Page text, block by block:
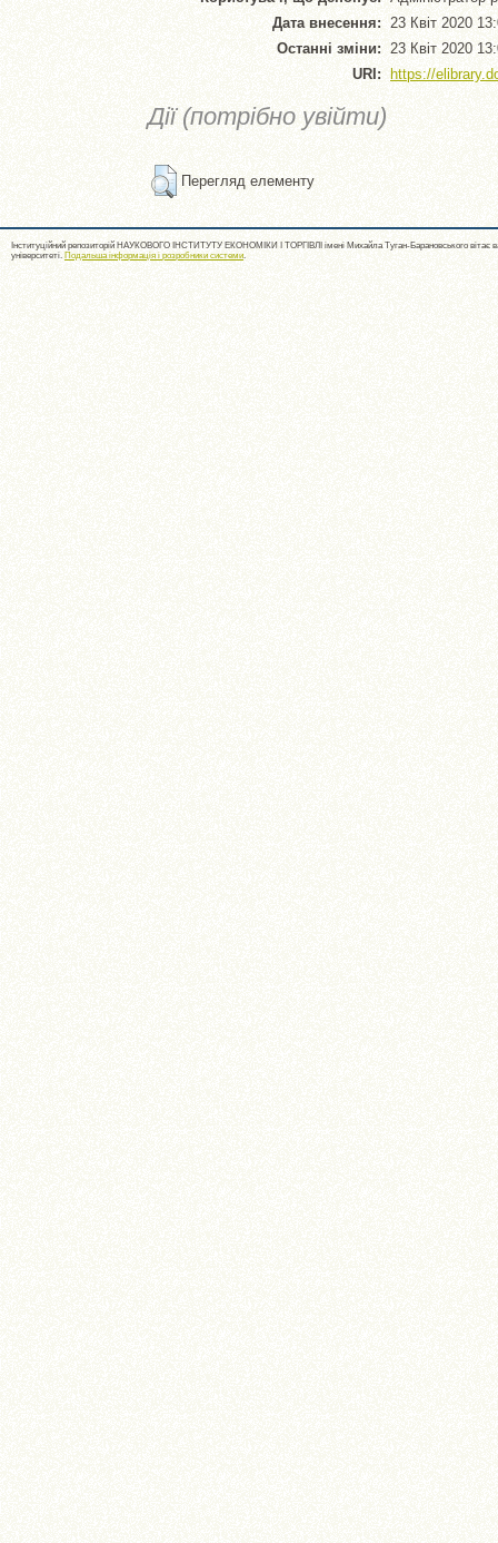
Дата внесення: 23 Квіт 2020
Останні зміни: 23 Квіт 2020
URI:
https://
Дії (потрібно увійти)
Перегляд елементу
Інституційний репозиторій НАУКОВОГО ІНСТИТУТУ ЕКОНОМІКИ І ТОРГІВЛІ імені Михайла Туган-Барановського вітає
університеті. Подальша інформація і розробники системи